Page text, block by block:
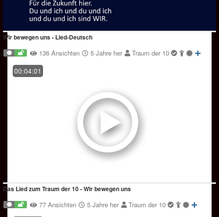
Wir bewegen uns - Lied-Deutsch
136 Ansichten 5 Jahre her
Traum der 10
00:04:01
Das Lied zum Traum der 10 - Wir bewegen uns
77 Ansichten 5 Jahre her
Traum der 10